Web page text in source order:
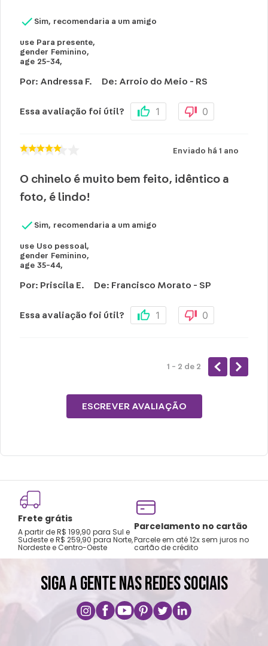
Sim, recomendaria a um amigo
use Para presente,
gender Feminino,
age 25-34,
Por: Andressa F. De: Arroio do Meio - RS
Essa avaliação foi útil? 1 0
Enviado há 1 ano
O chinelo é muito bem feito, idêntico a
foto, é lindo!
Sim, recomendaria a um amigo
use Uso pessoal,
gender Feminino,
age 35-44,
Por: Priscila E. De: Francisco Morato - SP
Essa avaliação foi útil? 1 0
1 - 2 de 2
ESCREVER AVALIAÇÃO
Frete grátis
A partir de R$ 199,90 para Sul e
Sudeste e R$ 259,90 para Norte,
Nordeste e Centro-Oeste
Parcelamento no cartão
Parcele em até 12x sem juros no
cartão de crédito
SIGA A GENTE NAS REDES SOCIAIS